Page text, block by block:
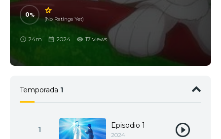
0
(No Ratings Yet)
24m 2024 17 views
Temporada 1
1 Episodio 1
2024